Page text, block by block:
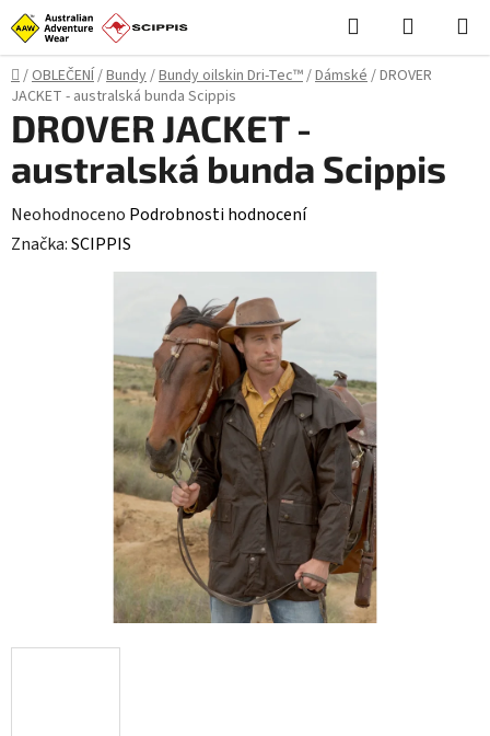
Přejít
na
obsah
Hledat
KOŠÍK
Domů
/OBLEČENÍ/Bundy/Bundy oilskin Dri-Tec™/Dámské/DROVER
JACKET - australská bunda Scippis
DROVER JACKET -
australská bunda Scippis
Průměrné
hodnocení
Neohodnoceno Podrobnosti hodnocení
Značka:SCIPPIS